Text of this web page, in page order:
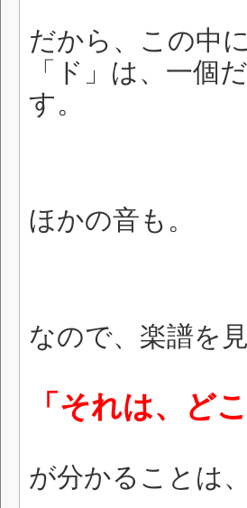
だから、この中に
「ド」は、一個
す。
ほかの音も。
なので、楽譜を
「それは、ど
が分かることは